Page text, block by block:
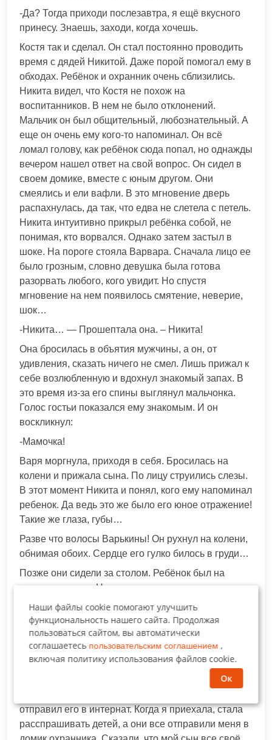
-Да? Тогда приходи послезавтра, я ещё вкусного
принесу. Знаешь, заходи, когда хочешь.
Костя так и сделал. Он стал постоянно проводить
время с дядей Никитой. Даже порой помогал ему в
обходах. Ребёнок и охранник очень сблизились.
Никита видел, что Костя не похож на
воспитанников. В нем не было отклонений.
Мальчик он был общительный, любознательный. А
еще он очень ему кого-то напоминал. Он всё
ломал голову, как ребёнок сюда попал, но однажды
вечером нашел ответ на свой вопрос. Он сидел в
своем домике, вместе с юным другом. Они
смеялись и ели вафли. В это мгновение дверь
распахнулась, да так, что едва не слетела с петель.
Никита интуитивно прикрыл ребёнка собой, не
понимая, кто ворвался. Однако затем застыл в
шоке. На пороге стояла Варвара. Сначала лицо ее
было грозным, словно девушка была готова
разорвать любого, кого увидит. Но спустя
мгновение на нем появилось смятение, неверие,
шок…
-Никита… — Прошептала она. – Никита!
Она бросилась в объятия мужчины, а он, от
удивления, сказать ничего не смел. Лишь прижал к
себе возлюбленную и вдохнул знакомый запах. В
это время из-за его спины выглянул мальчонка.
Голос гостьи показался ему знакомым. И он
воскликнул:
-Мамочка!
Варя моргнула, приходя в себя. Бросилась на
колени и прижала сына. По лицу струились слезы.
В этот момент Никита и понял, кого ему напоминал
ребенок. Да ведь это же было его юное отражение!
Такие же глаза, губы…
Разве что волосы Варькины! Он рухнул на колени,
обнимая обоих. Сердце его гулко билось в груди…
Позже они сидели за столом. Ребёнок был на
коленях матери. На столе стояли шоколадные
вафли и недопитый чай. Никита держал девушку
за руку и даже моргнуть боялся. Вдруг она
пропадет, как видение?
-Я долго была в клинике. – Рассказала Варя. – Не
знаю, может, меня бы там держали всю жизнь, если
бы не один врач. Он поверил мне и выписал. Я
отправил его в интернат. Когда я приехала, стала
расспрашивать детей, а они все отправили меня в
Наши файлы cookie помогают улучшить
функциональность нашего сайта. Продолжая
пользоваться сайтом, вы автоматически
соглашаетесь пользовательским соглашением ,
включая политику использования файлов cookie.
Ок